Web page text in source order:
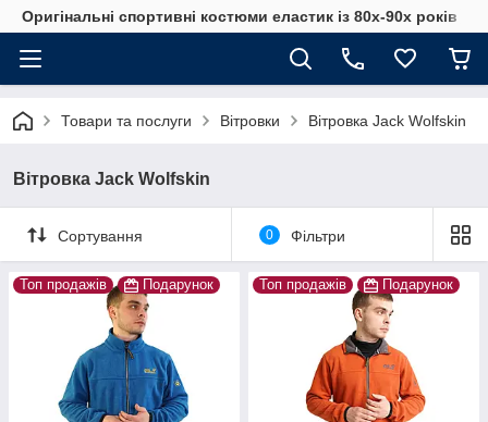
Оригінальні спортивні костюми еластик із 80х-90х років
Товари та послуги Вітровки Вітровка Jack Wolfskin
Вітровка Jack Wolfskin
Сортування 0 Фільтри
Топ продажів Подарунок Топ продажів Подарунок